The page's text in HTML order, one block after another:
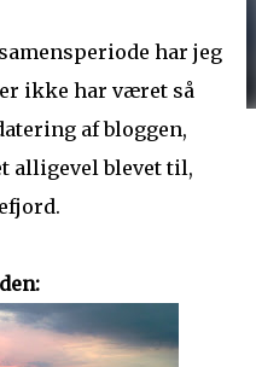
har jeg
ikke har været så
af bloggen,
alligevel blevet til,